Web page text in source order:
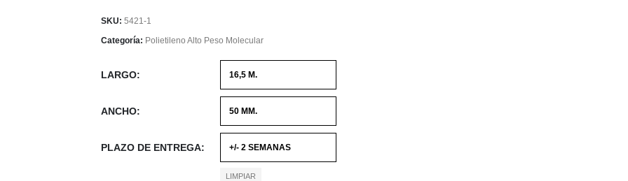
SKU: 5421-1
Categoría: Polietileno Alto Peso Molecular
LARGO
ANCHO
PLAZO DE ENTREGA
LIMPIAR